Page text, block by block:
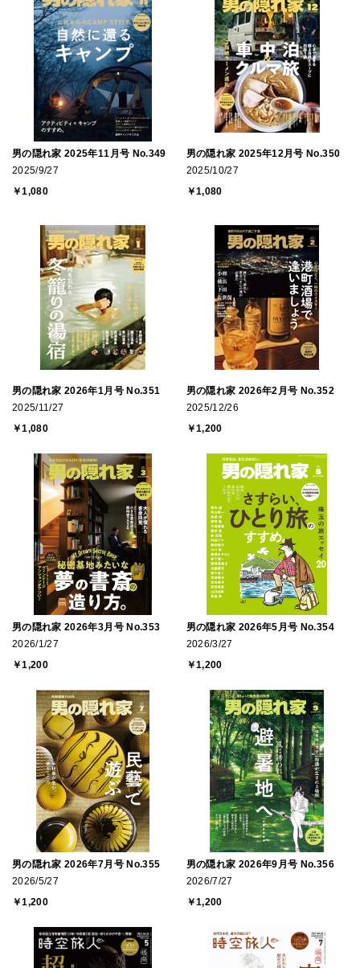
男の隠れ家 2025年11月号 No.349
2025/9/27
￥1,080
男の隠れ家 2025年12月号 No.350
2025/10/27
￥1,080
男の隠れ家 2026年1月号 No.351
2025/11/27
￥1,080
男の隠れ家 2026年2月号 No.352
2025/12/26
￥1,200
男の隠れ家 2026年3月号 No.353
2026/1/27
￥1,200
男の隠れ家 2026年5月号 No.354
2026/3/27
￥1,200
男の隠れ家 2026年7月号 No.355
2026/5/27
￥1,200
男の隠れ家 2026年9月号 No.356
2026/7/27
￥1,200